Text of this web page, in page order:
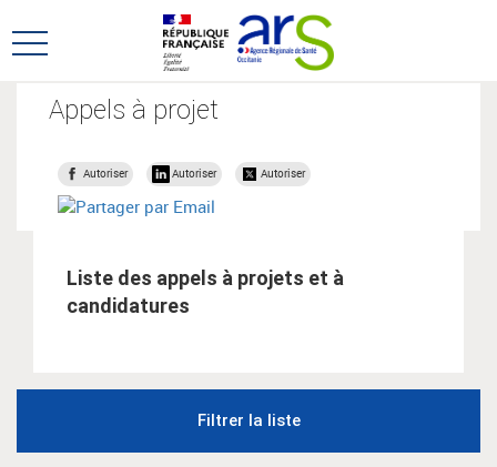
au
menu
au
contenu
Ouvrir
menu
principal
Appels à projet
Autoriser Autoriser Autoriser
Liste des appels à projets et à
candidatures
Filtrer la liste